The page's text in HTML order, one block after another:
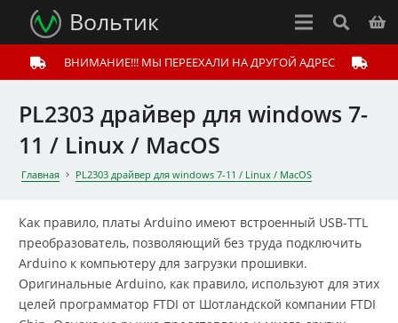
Вольтик
ВНИМАНИЕ!!! МЫ ПЕРЕЕХАЛИ НА ДРУГОЙ АДРЕС
PL2303 драйвер для windows 7-
11 / Linux / MacOS
Главная PL2303 драйвер для windows 7-11 / Linux / MacOS
Как правило, платы Arduino имеют встроенный USB-TTL
преобразователь, позволяющий без труда подключить
Arduino к компьютеру для загрузки прошивки.
Оригинальные Arduino, как правило, используют для этих
целей программатор FTDI от Шотландской компании FTDI